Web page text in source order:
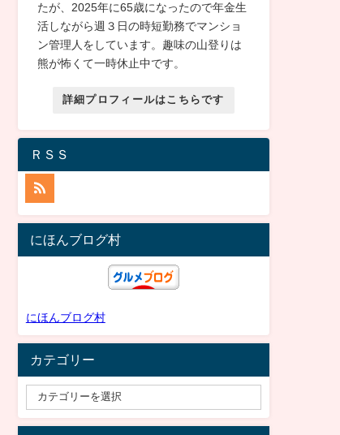
たが、2025年に65歳になったので年金生
活しながら週３日の時短勤務でマンショ
ン管理人をしています。趣味の山登りは
熊が怖くて一時休止中です。
詳細プロフィールはこちらです
ＲＳＳ
にほんブログ村
にほんブログ村
カテゴリー